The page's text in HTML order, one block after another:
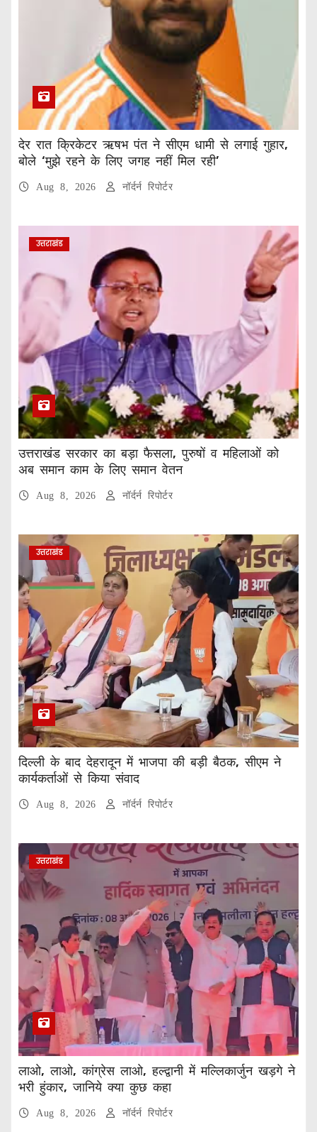
देर रात क्रिकेटर ऋषभ पंत ने सीएम धामी से लगाई गुहार,
बोले ‘मुझे रहने के लिए जगह नहीं मिल रही’
Aug 8, 2026 नॉर्दर्न रिपोर्टर
उत्तराखंड
उत्तराखंड सरकार का बड़ा फैसला, पुरुषों व महिलाओं को
अब समान काम के लिए समान वेतन
Aug 8, 2026 नॉर्दर्न रिपोर्टर
उत्तराखंड
दिल्ली के बाद देहरादून में भाजपा की बड़ी बैठक, सीएम ने
कार्यकर्ताओं से किया संवाद
Aug 8, 2026 नॉर्दर्न रिपोर्टर
उत्तराखंड
लाओ, लाओ, कांग्रेस लाओ, हल्द्वानी में मल्लिकार्जुन खड़गे ने
भरी हुंकार, जानिये क्या कुछ कहा
Aug 8, 2026 नॉर्दर्न रिपोर्टर